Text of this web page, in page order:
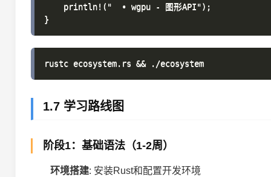
    println!("  • wgpu - 图形API");
1.7 学习路线图
阶段1：基础语法（1-2周）
环境搭建: 安装Rust和配置开发环境